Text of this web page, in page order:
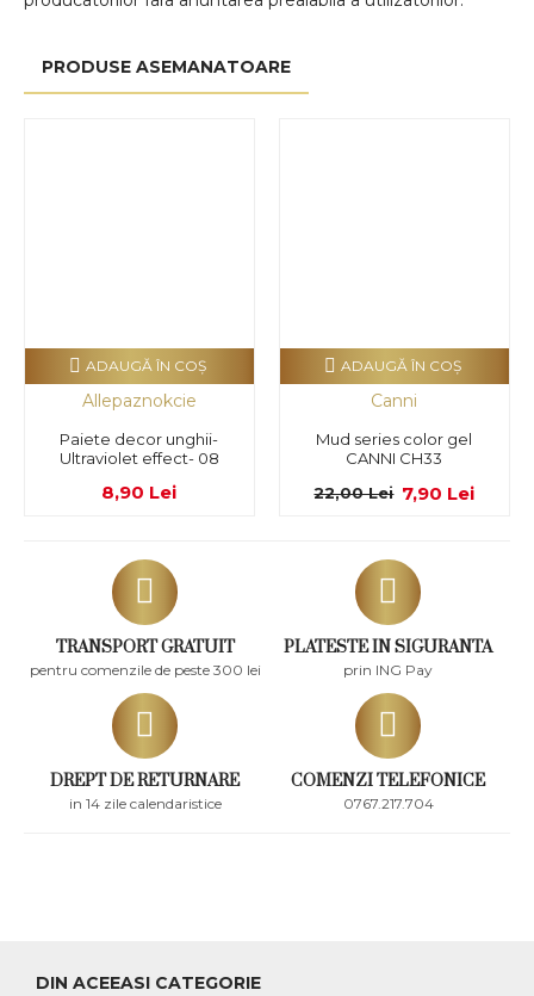
TRANSPORT GRATUIT
pentru comenzile de peste 300 lei
PLATESTE IN SIGURANTA
prin ING Pay
DREPT DE RETURNARE
in 14 zile calendaristice
COMENZI TELEFONICE
0767.217.704
PRODUSE ASEMANATOARE
Allepaznokcie
Paiete decor unghii-
Ultraviolet effect- 08
8,90 Lei
ADAUGĂ ÎN COŞ
Canni
Mud series color gel
CANNI CH33
7,90 Lei
22,00 Lei
ADAUGĂ ÎN COŞ
DIN ACEEASI CATEGORIE